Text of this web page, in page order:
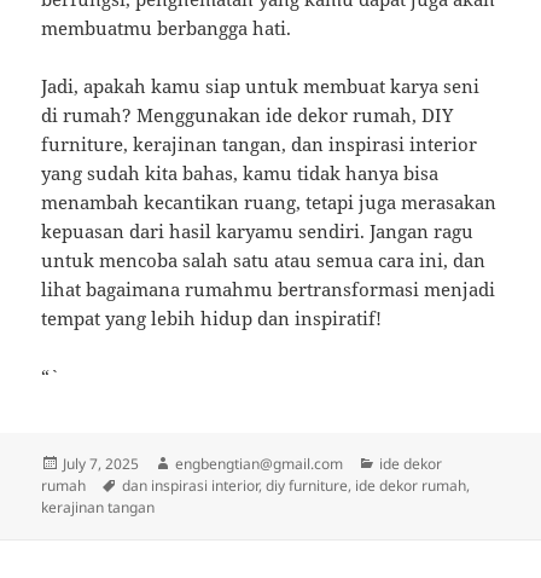
membuatmu berbangga hati.
Jadi, apakah kamu siap untuk membuat karya seni
di rumah? Menggunakan ide dekor rumah, DIY
furniture, kerajinan tangan, dan inspirasi interior
yang sudah kita bahas, kamu tidak hanya bisa
menambah kecantikan ruang, tetapi juga merasakan
kepuasan dari hasil karyamu sendiri. Jangan ragu
untuk mencoba salah satu atau semua cara ini, dan
lihat bagaimana rumahmu bertransformasi menjadi
tempat yang lebih hidup dan inspiratif!
“`
Posted
on
July 7, 2025 Author
engbengtian@gmail.com Categories
ide dekor
rumah
Tags
dan inspirasi interior,diy furniture, ide dekor rumah,
kerajinan tangan